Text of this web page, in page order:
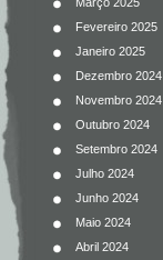
Fevereiro 2025
Janeiro 2025
Dezembro 2024
Novembro 2024
Outubro 2024
Setembro 2024
Julho 2024
Junho 2024
Maio 2024
Abril 2024